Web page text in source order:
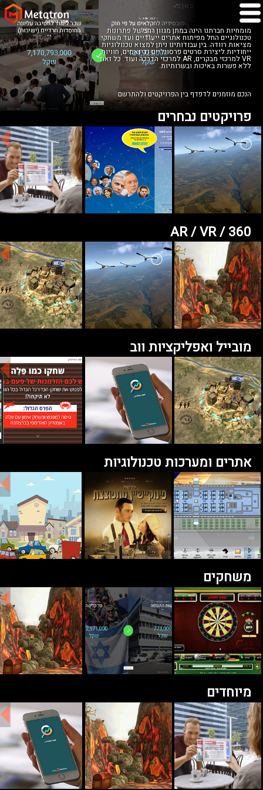
מומחיות חברתנו הינה במתן מגוון רחב של פתרונות
טכנולוגיים החל מפיתוח אתרים ייעודיים ועד משחקי
מציאות רוודה. בין עבודותינו ניתן למצוא טכנולוגיות
ייחודיות ליצירת סרטים פרסונליים ודינאמים, חוויות
VR למרכזי מבקרים, AR למרכזי הדרכה ועוד. כל זאת
ללא פשרות באיכות ובשרותיות.
הנכם מוזמנים לדפדף בין הפרויקטים ולהתרשם
פרויקטים נבחרים
AR / VR / 360
מובייל ואפליקציות ווב
אתרים ומערכות טכנולוגיות
משחקים
מיוחדים